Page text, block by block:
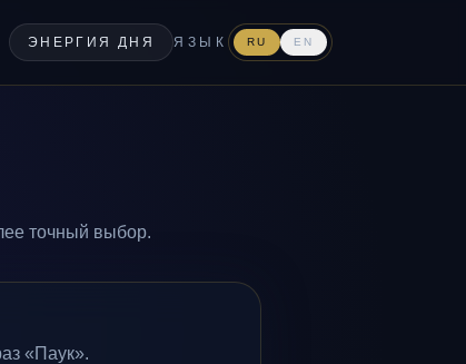
ЭНЕРГИЯ ДНЯ ЯЗЫК RU EN
точный выбор.
«Паук».